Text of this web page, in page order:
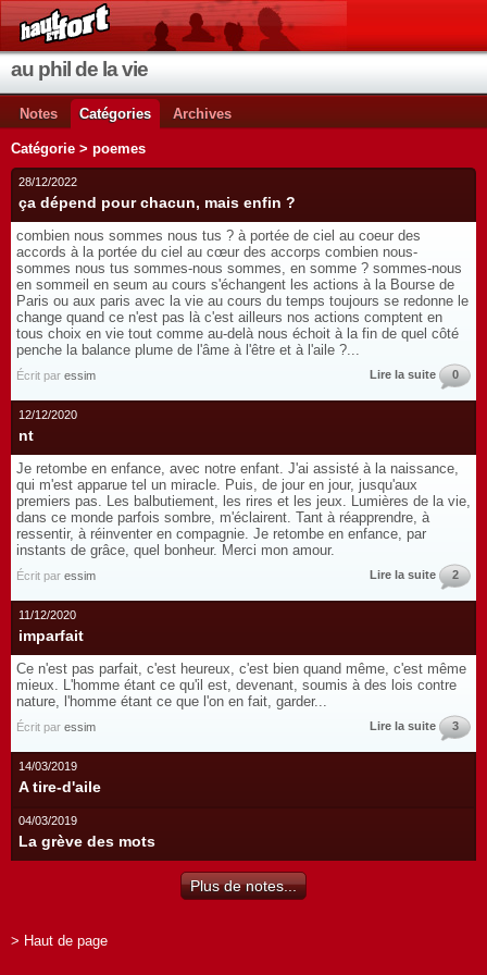
au phil de la vie
Notes Catégories Archives
Catégorie > poemes
28/12/2022
ça dépend pour chacun, mais enfin ?
combien nous sommes nous tus ? à portée de ciel au coeur des
accords à la portée du ciel au cœur des accorps combien nous-
sommes nous tus sommes-nous sommes, en somme ? sommes-nous
en sommeil en seum au cours s'échangent les actions à la Bourse de
Paris ou aux paris avec la vie au cours du temps toujours se redonne le
change quand ce n'est pas là c'est ailleurs nos actions comptent en
tous choix en vie tout comme au-delà nous échoit à la fin de quel côté
penche la balance plume de l'âme à l'être et à l'aile ?...
Écrit par essim Lire la suite 0
12/12/2020
nt
Je retombe en enfance, avec notre enfant. J'ai assisté à la naissance,
qui m'est apparue tel un miracle. Puis, de jour en jour, jusqu'aux
premiers pas. Les balbutiement, les rires et les jeux. Lumières de la vie,
dans ce monde parfois sombre, m'éclairent. Tant à réapprendre, à
ressentir, à réinventer en compagnie. Je retombe en enfance, par
instants de grâce, quel bonheur. Merci mon amour.
Écrit par essim Lire la suite 2
11/12/2020
imparfait
Ce n'est pas parfait, c'est heureux, c'est bien quand même, c'est même
mieux. L'homme étant ce qu'il est, devenant, soumis à des lois contre
nature, l'homme étant ce que l'on en fait, garder...
Écrit par essim Lire la suite 3
14/03/2019
A tire-d'aile
04/03/2019
La grève des mots
Plus de notes...
> Haut de page